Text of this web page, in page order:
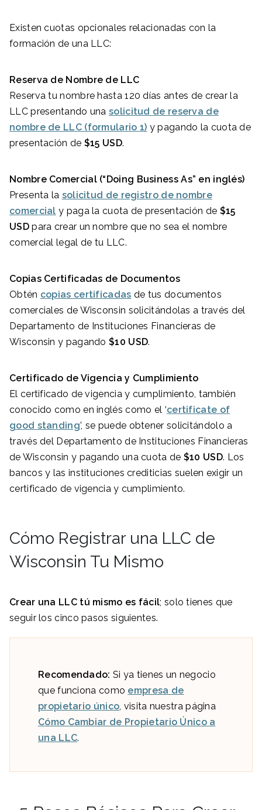
Existen cuotas opcionales relacionadas con la
formación de una LLC:
Reserva de Nombre de LLC
Reserva tu nombre hasta 120 días antes de crear la
LLC presentando unasolicitud de reserva de
nombre de LLC (formulario 1) y pagando la cuota de
presentación de $15 USD.
Nombre Comercial (“Doing Business As” en inglés)
Presenta la solicitud de registro de nombre
comercial y paga la cuota de presentación de $15
USDpara crear un nombre que no sea el nombre
comercial legal de tu LLC.
Copias Certificadas de Documentos
Obtén copias certificadas de tus documentos
comerciales de Wisconsin solicitándolas a través del
Departamento de Instituciones Financieras de
Wisconsin y pagando$10 USD.
Certificado de Vigencia y Cumplimiento
El certificado de vigencia y cumplimiento, también
conocido como en inglés como el ‘certificate of
good standing’, se puede obtener solicitándolo a
través del Departamento de Instituciones Financieras
de Wisconsin y pagando una cuota de $10 USD. Los
bancos y las instituciones crediticias suelen exigir un
certificado de vigencia y cumplimiento.
Cómo Registrar una LLC de
Wisconsin Tu Mismo
Crear una LLC tú mismo es fácil; solo tienes que
seguir los cinco pasos siguientes.
Recomendado: Si ya tienes un negocio
que funciona como empresa de
propietario único , visita nuestra página
Cómo Cambiar de Propietario Único a
una LLC.